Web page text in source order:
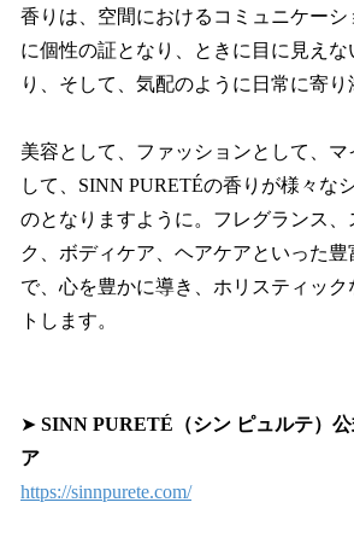
香りは、空間におけるコミュニケーシ
に個性の証となり、ときに目に見えな
り、そして、気配のように日常に寄り
美容として、ファッションとして、マ
して、SINN PURETÉの香りが様々な
のとなりますように。フレグランス、
ク、ボディケア、ヘアケアといった
で、心を豊かに導き、ホリスティッ
トします。
➤ SINN PURETÉ（シン ピュルテ）
ア
https://sinnpurete.com/